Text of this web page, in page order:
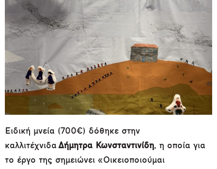
Ειδική μνεία (700€) δόθηκε στην
καλλιτέχνιδα Δήμητρα Κωνσταντινίδη, η οποία για
το έργο της σημειώνει «Οικειοποιούμαι